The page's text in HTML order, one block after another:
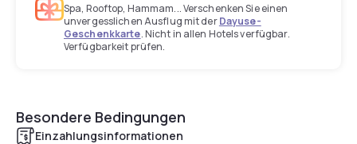
Spa, Rooftop, Hammam... Verschenken Sie einen
unvergesslichen Ausflug mit derDayuse-
Geschenkkarte. Nicht in allen Hotels verfügbar.
Verfügbarkeit prüfen.
Besondere Bedingungen
Einzahlungsinformationen